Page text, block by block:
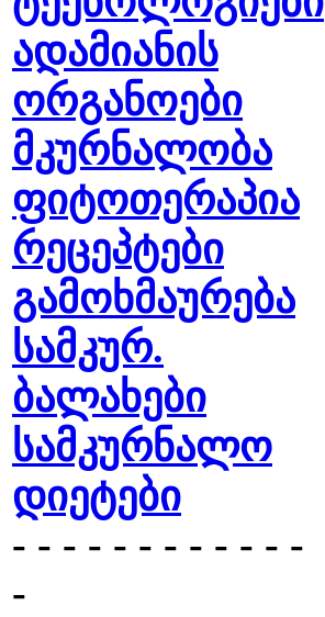
ადამიანის
ორგანოები
მკურნალობა
ფიტოთერაპია
რეცეპტები
გამოხმაურება
სამკურ.
ბალახები
სამკურნალო
დიეტები
- - - - - - - - - - - -
-